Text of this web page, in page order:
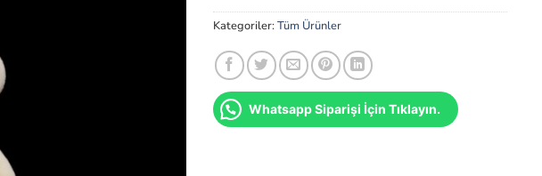
Kategoriler:Tüm Ürünler
Whatsapp Siparişi İçin Tıklayın.